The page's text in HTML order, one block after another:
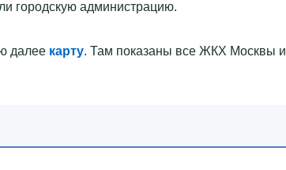
городскую администрацию.
далее карту. Там показаны все ЖКХ Москвы и